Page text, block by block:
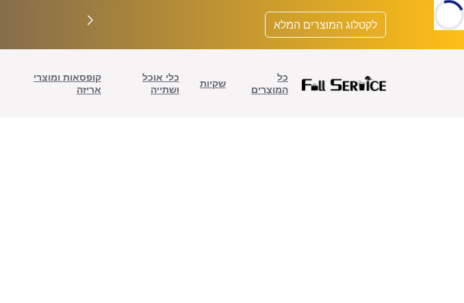
לתוכן
לקטלוג המוצרים המלא
כל
המוצרים
שקיות
כלי אוכל
ושתייה
קופסאות ומוצרי
אריזה